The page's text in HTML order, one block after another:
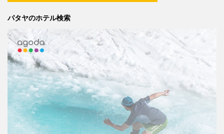
パタヤのホテル検索